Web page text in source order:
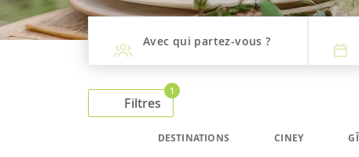
Avec qui partez-vous ?
Filtres
1
DESTINATIONS CINEY